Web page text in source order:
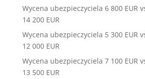
Wycena ubezpieczyciela 6 800 EUR
14 200 EUR
Wycena ubezpieczyciela 5 300 EUR
12 000 EUR
Wycena ubezpieczyciela 7 100 EUR
13 500 EUR